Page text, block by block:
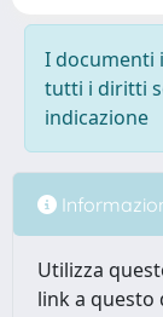
I documenti
tutti i diritti
indicazione
Utilizza
link a questo